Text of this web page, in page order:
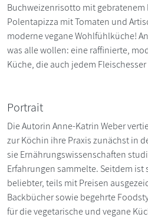
Buchweizenrisotto mit
Polentapizza mit Tomaten und
moderne vegane Wohlfühlküche!
was alle wollen: eine raffinierte,
Küche, die auch jedem
Portrait
Die Autorin Anne-Katrin Weber
zur Köchin ihre Praxis zunächst in
sie Ernährungswissenschaften
Erfahrungen sammelte. Seitdem
beliebter, teils mit Preisen
Backbücher sowie begehrte
für die vegetarische und vegane